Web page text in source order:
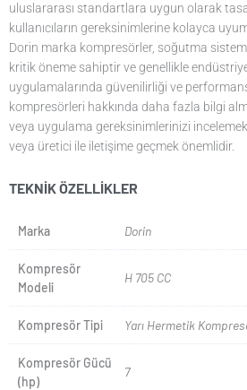
uluslararası standartlara uygun olarak
kullanıcıların gereksinimlerine kolayca
Dorin marka kompresörler, soğutma
kritik öneme sahiptir ve genellikle
uygulamalarında güvenilirliği ve
kompresörleri hakkında daha fazla bilgi
veya uygulama gereksinimlerinizi
veya üretici ile iletişime geçmek önemlidir.
TEKNIK ÖZELLIKLER
Marka Dorin
Kompresör
Modeli
H 705 CC
Kompresör Tipi Yarı Hermetik
Kompresör Gücü
(hp)
7